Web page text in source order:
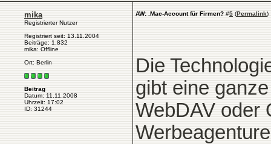
mika
Registrierter Nutzer
Registriert seit: 13.11.2004
Beiträge: 1.832
mika: Offline
Ort: Berlin
Beitrag
Datum: 11.11.2008
Uhrzeit: 17:02
ID: 31244
AW: .Mac-Account für Firmen? #5 (Permalink)
Die
gibt eine
WebDAV oder